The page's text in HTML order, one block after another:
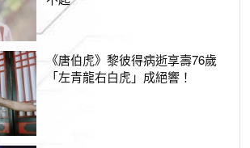
《唐伯虎》黎彼得病逝享壽76歲
「左青龍右白虎」成絕響！